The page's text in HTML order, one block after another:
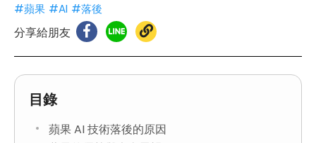
#蘋果 #AI #落後
分享給朋友
目錄
蘋果 AI 技術落後的原因